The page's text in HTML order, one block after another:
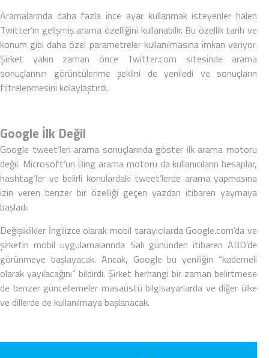
Aramalarında daha fazla ince ayar kullanmak isteyenler halen
Twitter’ın gelişmiş arama özelliğini kullanabilir. Bu özellik tarih ve
konum gibi daha özel parametreler kullanılmasına imkan veriyor.
Şirket yakın zaman önce Twitter.com sitesinde arama
sonuçlarının görüntülenme şeklini de yeniledi ve sonuçların
filtrelenmesini kolaylaştırdı.
Google İlk Değil
Google tweet’leri arama sonuçlarında göster ilk arama motoru
değil. Microsoft’un Bing arama motoru da kullanıcıların hesaplar,
hashtag’ler ve belirli konulardaki tweet’lerde arama yapmasına
izin veren benzer bir özelliği geçen yazdan itibaren yaymaya
başladı.
Değişiklikler İngilizce olarak mobil tarayıcılarda Google.com’da ve
şirketin mobil uygulamalarında Salı gününden itibaren ABD’de
görünmeye başlayacak. Ancak, Google bu yeniliğin “kademeli
olarak yayılacağını” bildirdi. Şirket herhangi bir zaman belirtmese
de benzer güncellemeler masaüstü bilgisayarlarda ve diğer ülke
ve dillerde de kullanılmaya başlanacak.